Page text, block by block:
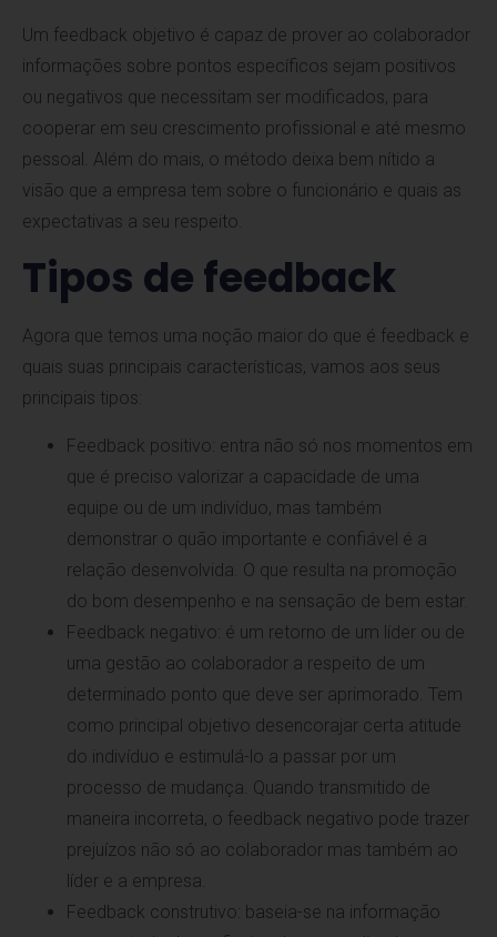
Um feedback objetivo é capaz de prover ao colaborador
informações sobre pontos específicos sejam positivos
ou negativos que necessitam ser modificados, para
cooperar em seu crescimento profissional e até mesmo
pessoal. Além do mais, o método deixa bem nítido a
visão que a empresa tem sobre o funcionário e quais as
expectativas a seu respeito.
Tipos de feedback
Agora que temos uma noção maior do que é feedback e
quais suas principais características, vamos aos seus
principais tipos:
Feedback positivo: entra não só nos momentos em
que é preciso valorizar a capacidade de uma
equipe ou de um indivíduo, mas também
demonstrar o quão importante e confiável é a
relação desenvolvida. O que resulta na promoção
do bom desempenho e na sensação de bem estar.
Feedback negativo: é um retorno de um líder ou de
uma gestão ao colaborador a respeito de um
determinado ponto que deve ser aprimorado. Tem
como principal objetivo desencorajar certa atitude
do indivíduo e estimulá-lo a passar por um
processo de mudança. Quando transmitido de
maneira incorreta, o feedback negativo pode trazer
prejuízos não só ao colaborador mas também ao
líder e a empresa.
Feedback construtivo: baseia-se na informação